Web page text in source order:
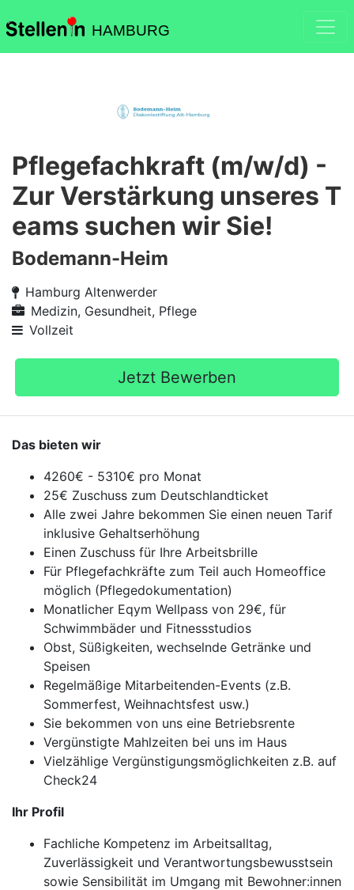
HAMBURG
Pflegefachkraft (m/w/d) -
Zur Verstärkung unseres T
eams suchen wir Sie!
Bodemann-Heim
Hamburg Altenwerder
Medizin, Gesundheit, Pflege
Vollzeit
Jetzt Bewerben
Das bieten wir
4260€ - 5310€ pro Monat
25€ Zuschuss zum Deutschlandticket
Alle zwei Jahre bekommen Sie einen neuen Tarif
inklusive Gehaltserhöhung
Einen Zuschuss für Ihre Arbeitsbrille
Für Pflegefachkräfte zum Teil auch Homeoffice
möglich (Pflegedokumentation)
Monatlicher Eqym Wellpass von 29€, für
Schwimmbäder und Fitnessstudios
Obst, Süßigkeiten, wechselnde Getränke und
Speisen
Regelmäßige Mitarbeitenden-Events (z.B.
Sommerfest, Weihnachtsfest usw.)
Sie bekommen von uns eine Betriebsrente
Vergünstigte Mahlzeiten bei uns im Haus
Vielzählige Vergünstigungsmöglichkeiten z.B. auf
Check24
Ihr Profil
Fachliche Kompetenz im Arbeitsalltag,
Zuverlässigkeit und Verantwortungsbewusstsein
sowie Sensibilität im Umgang mit Bewohner:innen